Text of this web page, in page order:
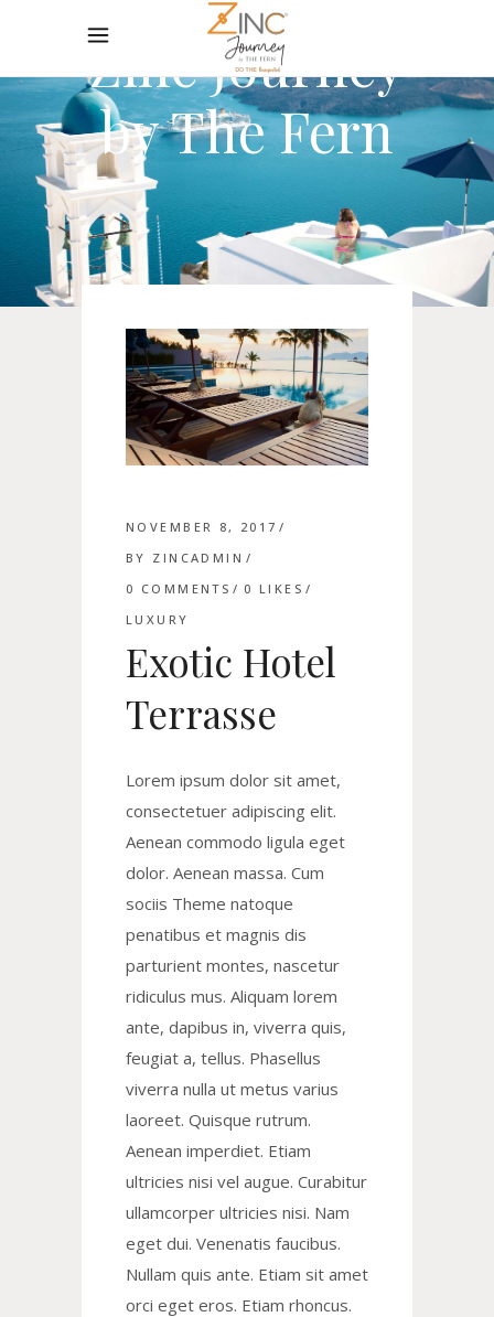
Zinc Journey
by The Fern
NOVEMBER 8, 2017
BY ZINCADMIN
0 COMMENTS
0 LIKES
LUXURY
Exotic Hotel
Terrasse
Lorem ipsum dolor sit amet,
consectetuer adipiscing elit.
Aenean commodo ligula eget
dolor. Aenean massa. Cum
sociis Theme natoque
penatibus et magnis dis
parturient montes, nascetur
ridiculus mus. Aliquam lorem
ante, dapibus in, viverra quis,
feugiat a, tellus. Phasellus
viverra nulla ut metus varius
laoreet. Quisque rutrum.
Aenean imperdiet. Etiam
ultricies nisi vel augue. Curabitur
ullamcorper ultricies nisi. Nam
eget dui. Venenatis faucibus.
Nullam quis ante. Etiam sit amet
orci eget eros. Etiam rhoncus.